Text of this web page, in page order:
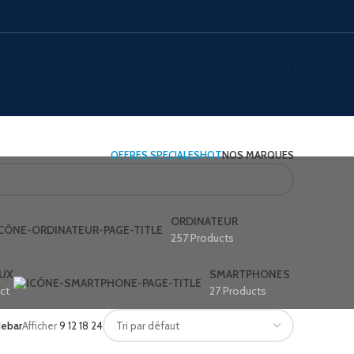
OFFRES SPECIALESHOTNOS MARQUES
ORDINATEUR
257 Products
SMARTPHONES
27 Products
Afficher9 12 18 24